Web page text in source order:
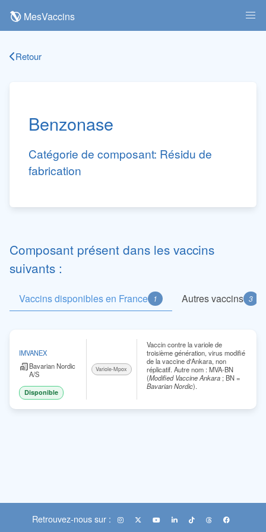
MesVaccins
Retour
Benzonase
Catégorie de composant: Résidu de
fabrication
Composant présent dans les vaccins
suivants :
Vaccins disponibles en France 1 Autres vaccins 3
IMVANEX
Bavarian Nordic
A/S
Disponible
Variole-Mpox
Vaccin contre la variole de
troisième génération, virus modifié
de la vaccine d'Ankara, non
réplicatif. Autre nom : MVA-BN
(Modified Vaccine Ankara; BN =
Bavarian Nordic).
Retrouvez-nous sur :